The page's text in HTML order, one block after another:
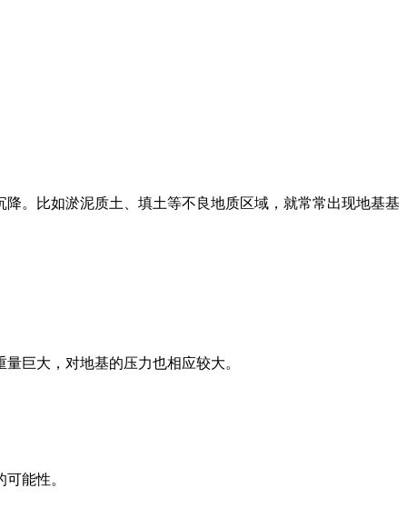
降。比如淤泥质土、填土等不良地质区域，就常常出现地基基
量巨大 ，对地基的压力也相应较大。
能性。